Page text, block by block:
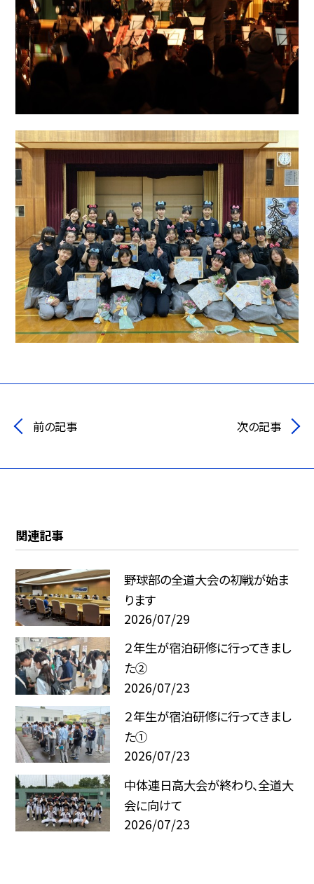
前の記事 次の記事
関連記事
野球部の全道大会の初戦が始ま
ります
2026/07/29
２年生が宿泊研修に行ってきまし
た②
2026/07/23
２年生が宿泊研修に行ってきまし
た①
2026/07/23
中体連日高大会が終わり、全道大
会に向けて
2026/07/23